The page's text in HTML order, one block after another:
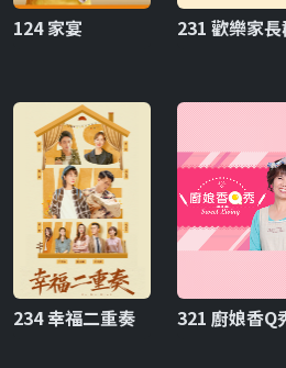
124 家宴 231 歡樂家
234 幸福二重奏 321 廚娘香Q